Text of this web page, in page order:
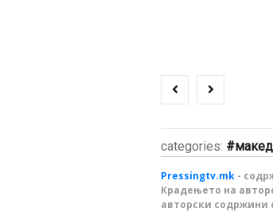
categories:
Pressingtv.mk -
Крадењето на
авторски содржини